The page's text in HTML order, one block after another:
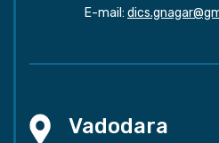
E-mail:
Vadodara